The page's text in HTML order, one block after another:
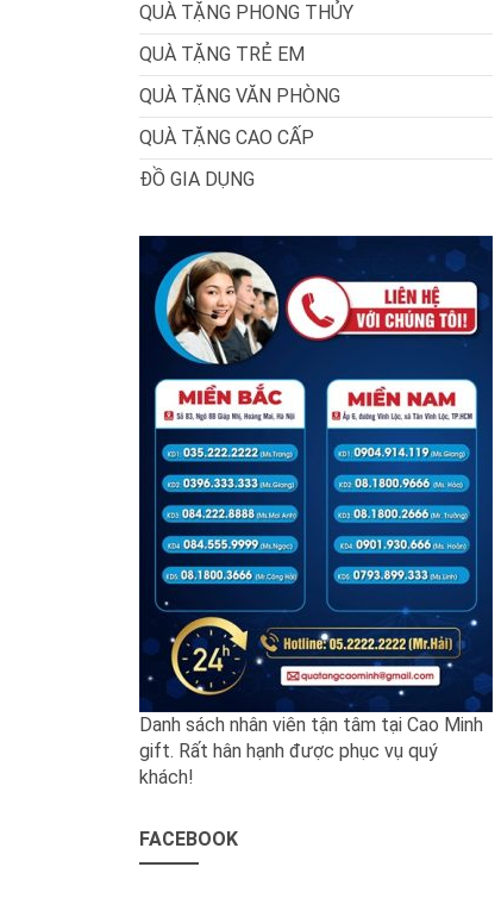
QUÀ TẶNG PHONG THỦY
QUÀ TẶNG TRẺ EM
QUÀ TẶNG VĂN PHÒNG
QUÀ TẶNG CAO CẤP
ĐỒ GIA DỤNG
Danh sách nhân viên tận tâm tại Cao Minh
gift. Rất hân hạnh được phục vụ quý
khách!
FACEBOOK